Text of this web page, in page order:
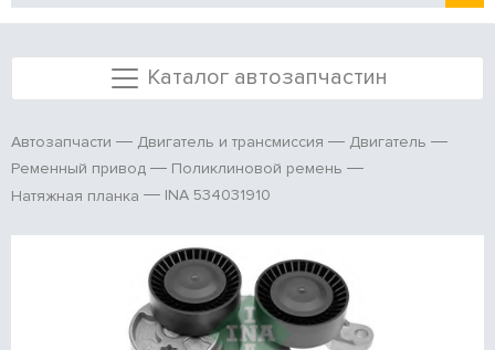
Каталог автозапчастин
Автозапчасти Двигатель и трансмиссия
Двигатель
Ременный привод
Поликлиновой ремень
Натяжная планка
INA 534031910